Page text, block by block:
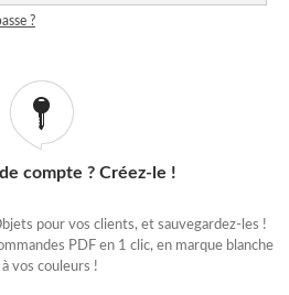
?
compte ? Créez-le !
pour vos clients, et sauvegardez-les !
PDF en 1 clic, en marque blanche
vos couleurs !